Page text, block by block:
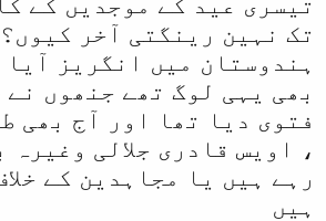
تک نہین رینگتی آخر
ہندوستان میں انگریز
بھی یہی لوگ تھے جنھوں نے
فتوی دیا تھا اور آج بھی
، اویس قادری جلالی وغیرہ
رہے ہیں یا مجاہدین کے
ہیں